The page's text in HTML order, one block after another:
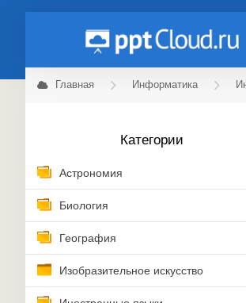
Главная Информатика
Категории
Астрономия
Биология
География
Изобразительное искусство